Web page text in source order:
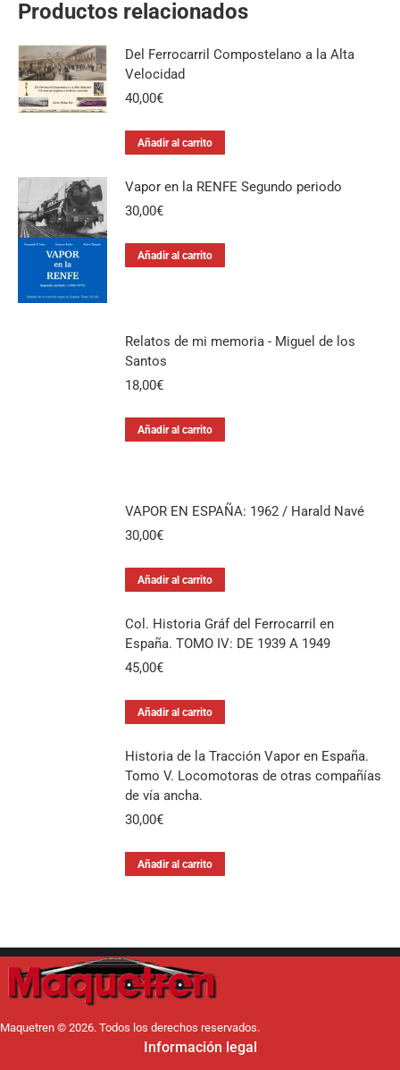
Productos relacionados
Del Ferrocarril Compostelano a la Alta
Velocidad
40,00€
Añadir al carrito
Vapor en la RENFE Segundo periodo
30,00€
Añadir al carrito
Relatos de mi memoria - Miguel de los
Santos
18,00€
Añadir al carrito
VAPOR EN ESPAÑA: 1962 / Harald Navé
30,00€
Añadir al carrito
Col. Historia Gráf del Ferrocarril en
España. TOMO IV: DE 1939 A 1949
45,00€
Añadir al carrito
Historia de la Tracción Vapor en España.
Tomo V. Locomotoras de otras compañías
de vía ancha.
30,00€
Añadir al carrito
Maquetren © 2026. Todos los derechos reservados.
Información legal